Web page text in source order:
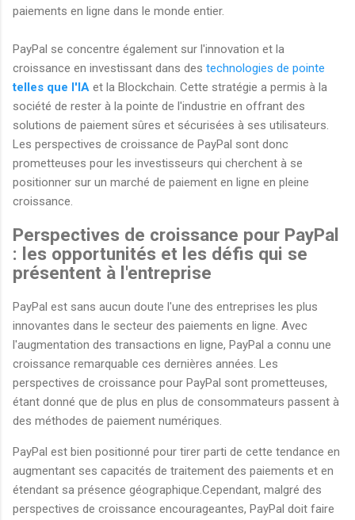
paiements en ligne dans le monde entier.
PayPal se concentre également sur l'innovation et la
croissance en investissant dans des technologies de pointe
telles que l'IA et la Blockchain. Cette stratégie a permis à la
société de rester à la pointe de l'industrie en offrant des
solutions de paiement sûres et sécurisées à ses utilisateurs.
Les perspectives de croissance de PayPal sont donc
prometteuses pour les investisseurs qui cherchent à se
positionner sur un marché de paiement en ligne en pleine
croissance.
Perspectives de croissance pour PayPal
: les opportunités et les défis qui se
présentent à l'entreprise
PayPal est sans aucun doute l'une des entreprises les plus
innovantes dans le secteur des paiements en ligne. Avec
l'augmentation des transactions en ligne, PayPal a connu une
croissance remarquable ces dernières années. Les
perspectives de croissance pour PayPal sont prometteuses,
étant donné que de plus en plus de consommateurs passent à
des méthodes de paiement numériques.
PayPal est bien positionné pour tirer parti de cette tendance en
augmentant ses capacités de traitement des paiements et en
étendant sa présence géographique.Cependant, malgré des
perspectives de croissance encourageantes, PayPal doit faire